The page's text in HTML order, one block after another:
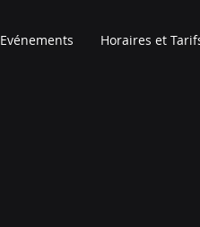
Evénements Horaires et